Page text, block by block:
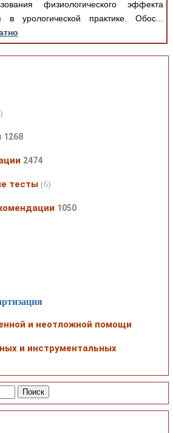
физиологического эффекта
в урологической практике. Обос...
1268
2474
тесты (6)
1050
и неотложной помощи
и инструментальных